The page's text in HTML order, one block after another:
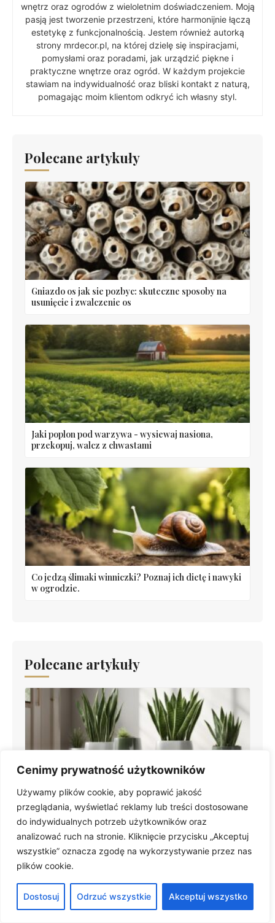
Cenimy prywatność użytkowników
Używamy plików cookie, aby poprawić jakość
przeglądania, wyświetlać reklamy lub treści dostosowane
do indywidualnych potrzeb użytkowników oraz
analizować ruch na stronie. Kliknięcie przycisku „Akceptuj
wszystkie” oznacza zgodę na wykorzystywanie przez nas
plików cookie.
Dostosuj Odrzuć wszystkie Akceptuj wszystko
wnętrz oraz ogrodów z wieloletnim doświadczeniem. Moją
pasją jest tworzenie przestrzeni, które harmonijnie łączą
estetykę z funkcjonalnością. Jestem również autorką
strony mrdecor.pl, na której dzielę się inspiracjami,
pomysłami oraz poradami, jak urządzić piękne i
praktyczne wnętrze oraz ogród. W każdym projekcie
stawiam na indywidualność oraz bliski kontakt z naturą,
pomagając moim klientom odkryć ich własny styl.
Polecane artykuły
Gniazdo os jak sie pozbyc: skuteczne sposoby na
usunięcie i zwalczenie os
Jaki poplon pod warzywa - wysiewaj nasiona,
przekopuj, walcz z chwastami
Co jedzą ślimaki winniczki? Poznaj ich dietę i nawyki
w ogrodzie.
Polecane artykuły
Sansewieria podlewanie: kluczowe wskazówki dla
zdrowia roślin doniczkowych